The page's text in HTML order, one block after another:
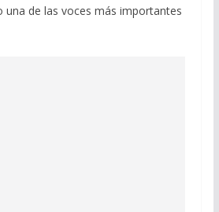
una de las voces más importantes